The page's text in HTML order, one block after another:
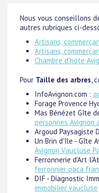
Nous vous conseillons
autres rubriques ci-
Artisans,
Artisans,
Chambre d'hote
Pour Taille des arbres,
InfoAvignon.com :
Forage Provence
Mas Bénézet Gîte
personnes Avignon
Argoud Paysagiste
Un Brin d'île - Gîte
Avignon Vaucluse
Ferronnerie d'Art
ferronnier paca
DIF - Diagnostic
immobilier vaucluse